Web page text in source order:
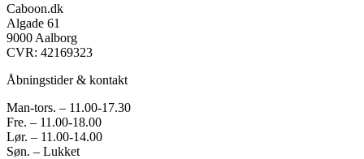
Caboon.dk
Algade 61
9000 Aalborg
CVR: 42169323
Åbningstider & kontakt
Man-tors. – 11.00-17.30
Fre. – 11.00-18.00
Lør. – 11.00-14.00
Søn. – Lukket